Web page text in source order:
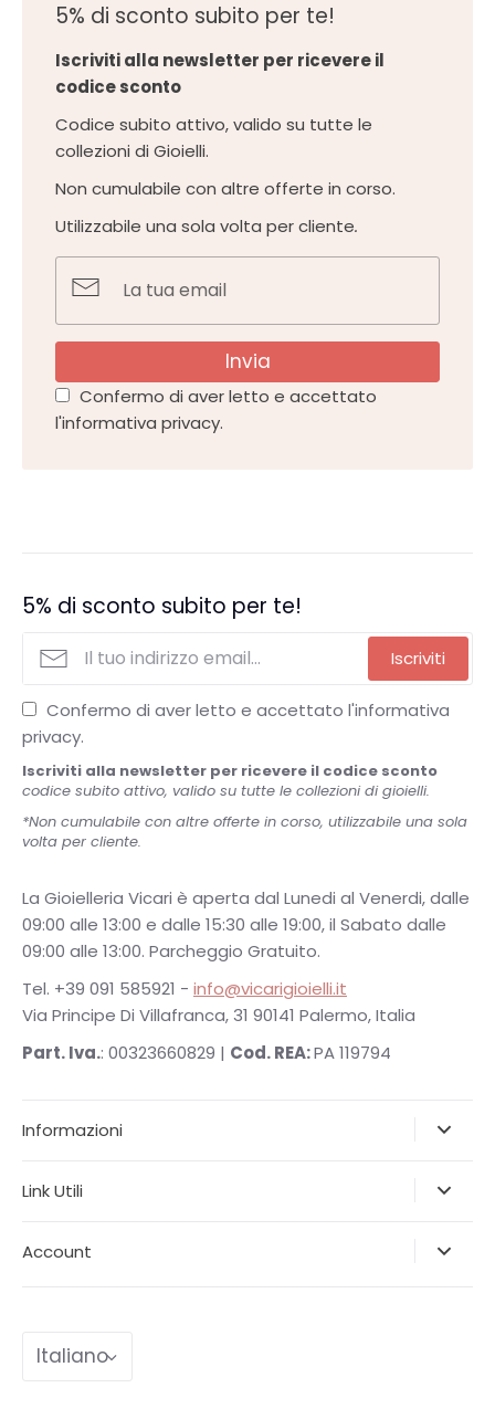
5% di sconto subito per te!
Iscriviti alla newsletter per ricevere il
codice sconto
Codice subito attivo, valido su tutte le
collezioni di Gioielli.
Non cumulabile con altre offerte in corso.
Utilizzabile una sola volta per cliente.
Invia
Confermo di aver letto e accettato
l'informativa privacy.
5% di sconto subito per te!
Iscriviti
Confermo di aver letto e accettato l'informativa
privacy.
Iscriviti alla newsletter per ricevere il codice sconto
codice subito attivo, valido su tutte le collezioni di gioielli.
*Non cumulabile con altre offerte in corso, utilizzabile una sola
volta per cliente.
La Gioielleria Vicari è aperta dal Lunedi al Venerdi, dalle
09:00 alle 13:00 e dalle 15:30 alle 19:00, il Sabato dalle
09:00 alle 13:00. Parcheggio Gratuito.
Tel. +39 091 585921 - info@vicarigioielli.it
Via Principe Di Villafranca, 31 90141 Palermo, Italia
Part. Iva.: 00323660829 | Cod. REA:PA 119794
Informazioni
Link Utili
Account
Lingua
Italiano